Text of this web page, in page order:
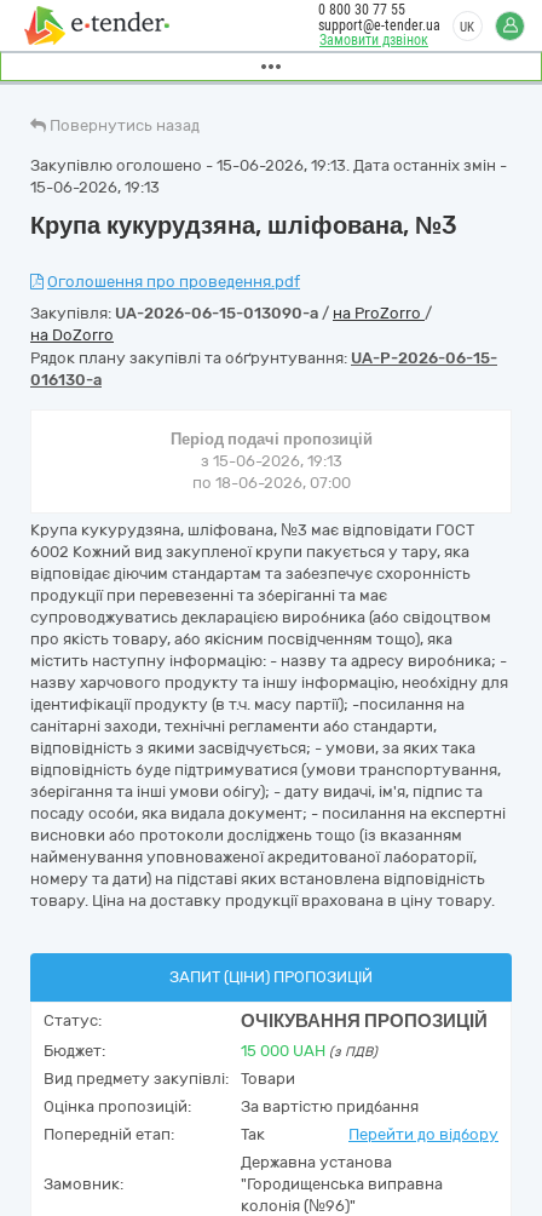
Замовити дзвінок
0 800 30 77 55
support@e-tender.ua
UK
Повернутись назад
Закупівлю оголошено - 15-06-2026, 19:13. Дата останніх змін -
15-06-2026, 19:13
Крупа кукурудзяна, шліфована, №3
Оголошення про проведення.pdf
Закупівля: UA-2026-06-15-013090-a / на ProZorro /
на DoZorro
Рядок плану закупівлі та обґрунтування: UA-P-2026-06-15-
016130-a
Період подачі пропозицій
з 15-06-2026, 19:13
по 18-06-2026, 07:00
Крупа кукурудзяна, шліфована, №3 має відповідати ГОСТ
6002 Кожний вид закупленої крупи пакується у тару, яка
відповідає діючим стандартам та забезпечує схоронність
продукції при перевезенні та зберіганні та має
супроводжуватись декларацією виробника (або свідоцтвом
про якість товару, або якісним посвідченням тощо), яка
містить наступну інформацію: - назву та адресу виробника; -
назву харчового продукту та іншу інформацію, необхідну для
ідентифікації продукту (в т.ч. масу партії); -посилання на
санітарні заходи, технічні регламенти або стандарти,
відповідність з якими засвідчується; - умови, за яких така
відповідність буде підтримуватися (умови транспортування,
зберігання та інші умови обігу); - дату видачі, ім'я, підпис та
посаду особи, яка видала документ; - посилання на експертні
висновки або протоколи досліджень тощо (із вказанням
найменування уповноваженої акредитованої лабораторії,
номеру та дати) на підставі яких встановлена відповідність
товару. Ціна на доставку продукції врахована в ціну товару.
ЗАПИТ (ЦІНИ) ПРОПОЗИЦІЙ
Статус: ОЧІКУВАННЯ ПРОПОЗИЦІЙ
Бюджет: 15 000 UAH (з ПДВ)
Вид предмету закупівлі:
Товари
Оцінка пропозицій:
За вартістю придбання
Попередній етап:
Так Перейти до відбору
Замовник:
Державна установа
"Городищенська виправна
колонія (№96)"